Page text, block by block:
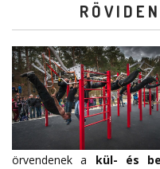
RÖVIDEN
örvendenek a kül- és